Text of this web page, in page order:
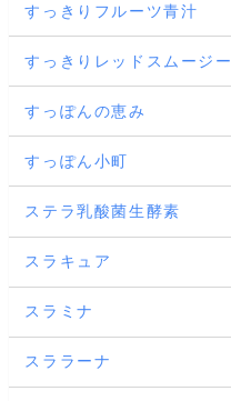
すっきりフルーツ青汁
すっきりレッドスムージー
すっぽんの恵み
すっぽん小町
ステラ乳酸菌生酵素
スラキュア
スラミナ
スララーナ